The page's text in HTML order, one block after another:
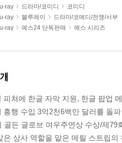
ray
드라마/코미디
코미디
ray
블루레이
드라마/코메디/전쟁/서부
ray
예스24 단독판매 예스 시리즈
피쳐에 한글 자막 지원, 한글 팝업
흥행 수입 3억2천6백만 달러를 돌
골든 글로브 여우주연상 수상/제79
은 상사 역할을 맡은 메릴 스트립의